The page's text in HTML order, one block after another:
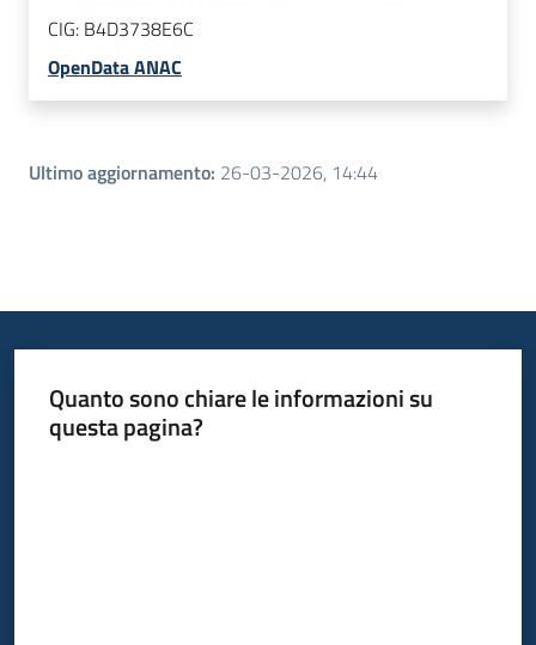
CIG: B4D3738E6C
OpenData ANAC
Ultimo aggiornamento: 26-03-2026, 14:44
Quanto sono chiare le informazioni su
questa pagina?